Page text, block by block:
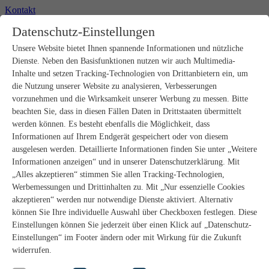
Kontakt
Produkte
Rohbau
Estrichverlegung
Untergrundvorbereitung
Bodenspachtelmassen
Abdichtungen
Fliesenkleber
Fugenmörtel
Fugendichtstoffe
Natursteinverlegung
Bodenbelags- und Parkettklebstoffe
Wandspachtelmassen
Werkzeug
Zubehör
PANDOMO
wedi Produkte
Marine Produkte
Service
Datenschutz-Einstellungen
Unsere Website bietet Ihnen spannende Informationen und nützliche
Dienste. Neben den Basisfunktionen nutzen wir auch Multimedia-
Inhalte und setzen Tracking-Technologien von Drittanbietern ein, um
die Nutzung unserer Website zu analysieren, Verbesserungen
vorzunehmen und die Wirksamkeit unserer Werbung zu messen. Bitte
beachten Sie, dass in diesen Fällen Daten in Drittstaaten übermittelt
werden können. Es besteht ebenfalls die Möglichkeit, dass
Informationen auf Ihrem Endgerät gespeichert oder von diesem
ausgelesen werden. Detaillierte Informationen finden Sie unter „Weitere
Informationen anzeigen“ und in unserer Datenschutzerklärung. Mit
„Alles akzeptieren“ stimmen Sie allen Tracking-Technologien,
Werbemessungen und Drittinhalten zu. Mit „Nur essenzielle Cookies
akzeptieren“ werden nur notwendige Dienste aktiviert. Alternativ
können Sie Ihre individuelle Auswahl über Checkboxen festlegen. Diese
Einstellungen können Sie jederzeit über einen Klick auf „Datenschutz-
Einstellungen“ im Footer ändern oder mit Wirkung für die Zukunft
widerrufen.